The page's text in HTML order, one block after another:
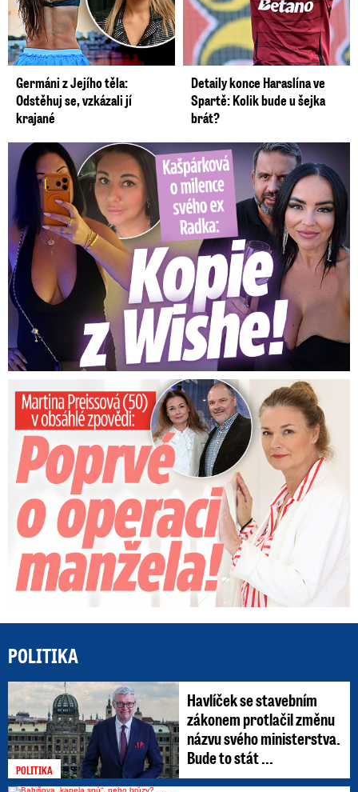
Germáni z Jejího těla:
Odstěhuj se, vzkázali jí
krajané
Detaily konce Haraslína ve
Spartě: Kolik bude u šejka
brát?
Kašpárková o milence svého ex Radka: Kopie z Wishe!
Preissová (50) v obsáhlé zpovědi: Poprvé o operaci manžela
POLITIKA
POLITIKA
Havlíček se stavebním
zákonem protlačil změnu
názvu svého ministerstva.
Bude to stát ...